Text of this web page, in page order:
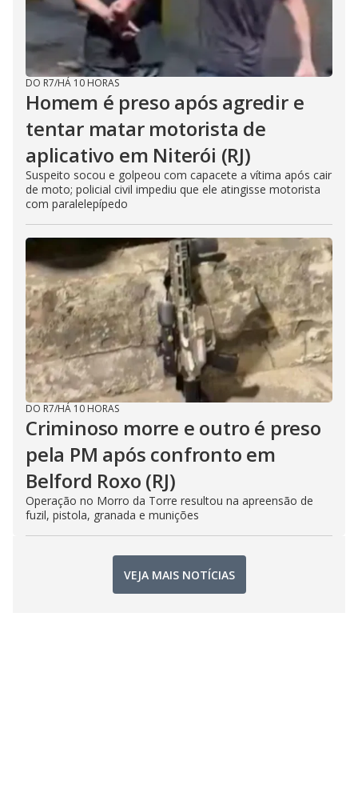
DO R7/HÁ 10 HORAS
Homem é preso após agredir e
tentar matar motorista de
aplicativo em Niterói (RJ)
Suspeito socou e golpeou com capacete a vítima após cair
de moto; policial civil impediu que ele atingisse motorista
com paralelepípedo
DO R7/HÁ 10 HORAS
Criminoso morre e outro é preso
pela PM após confronto em
Belford Roxo (RJ)
Operação no Morro da Torre resultou na apreensão de
fuzil, pistola, granada e munições
VEJA MAIS NOTÍCIAS